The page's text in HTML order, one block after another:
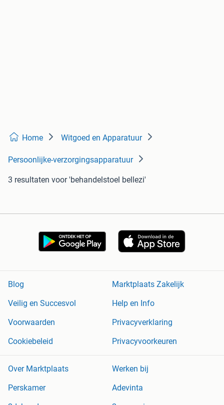
Home Witgoed en Apparatuur
Persoonlijke-verzorgingsapparatuur
3 resultaten voor 'behandelstoel bellezi'
Blog
Marktplaats Zakelijk
Veilig en Succesvol
Help en Info
Voorwaarden
Privacyverklaring
Cookiebeleid
Privacyvoorkeuren
Over Marktplaats
Werken bij
Perskamer
Adevinta